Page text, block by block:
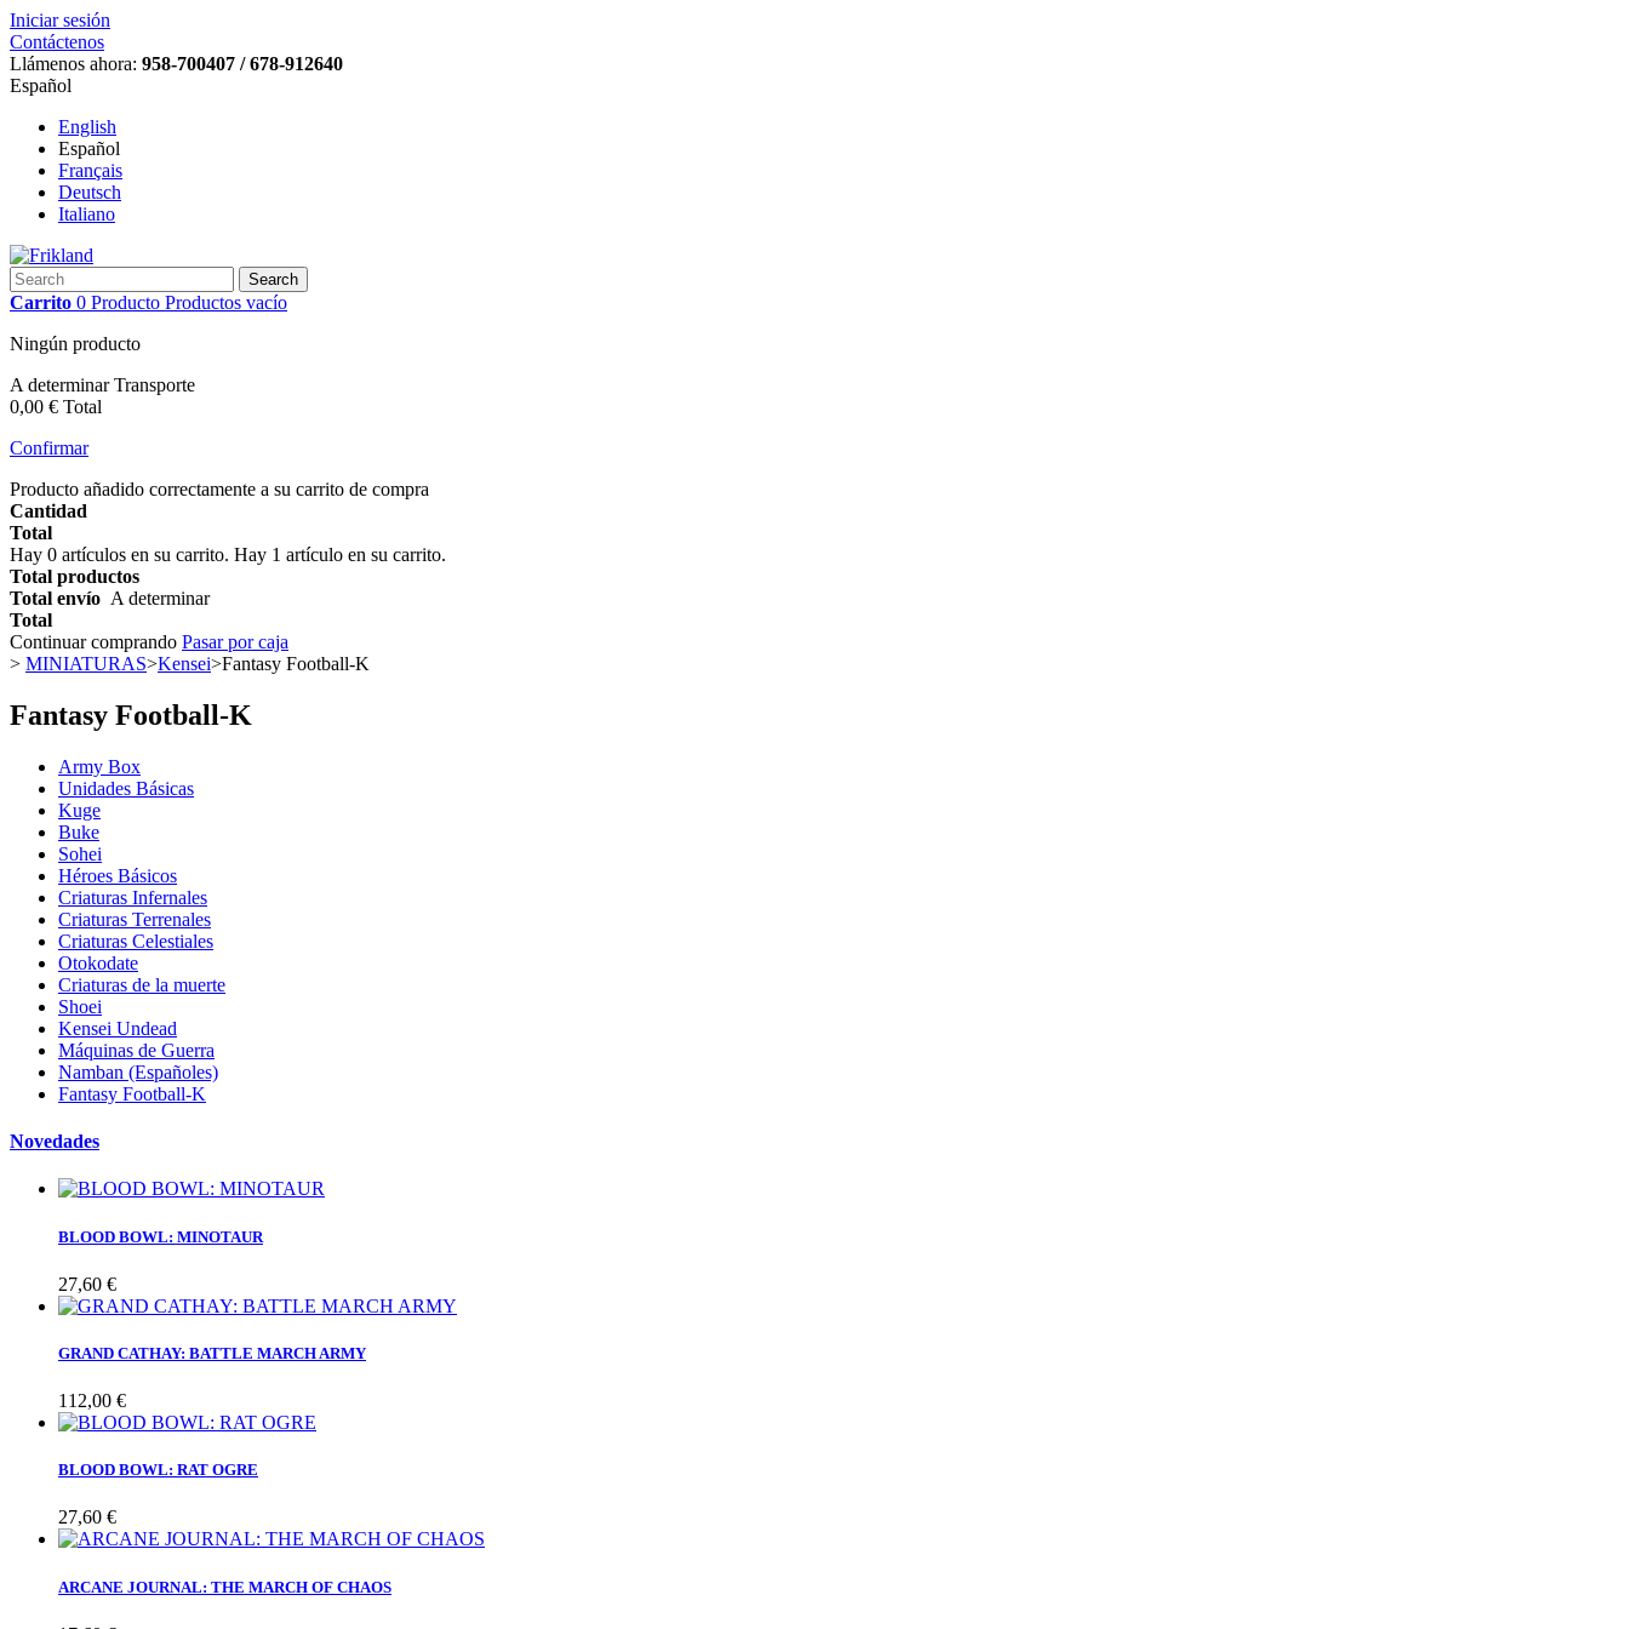
Iniciar sesión
Contáctenos
Llámenos ahora: 958-700407 / 678-912640
Español
English
Español
Français
Deutsch
Italiano
Search
Carrito 0 Producto Productos vacío
Ningún producto
A determinarTransporte
0,00 € Total
Confirmar
Producto añadido correctamente a su carrito de compra
Cantidad
Total
Hay 0 artículos en su carrito. Hay 1 artículo en su carrito.
Total productos
Total envío A determinar
Total
Continuar comprando Pasar por caja
> MINIATURAS>Kensei>Fantasy Football-K
Fantasy Football-K
Army Box
Unidades Básicas
Kuge
Buke
Sohei
Héroes Básicos
Criaturas Infernales
Criaturas Terrenales
Criaturas Celestiales
Otokodate
Criaturas de la muerte
Shoei
Kensei Undead
Máquinas de Guerra
Namban (Españoles)
Fantasy Football-K
Novedades
BLOOD BOWL: MINOTAUR
27,60 €
GRAND CATHAY: BATTLE MARCH ARMY
112,00 €
BLOOD BOWL: RAT OGRE
27,60 €
ARCANE JOURNAL: THE MARCH OF CHAOS